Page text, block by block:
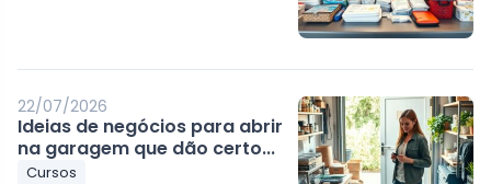
22/07/2026
Ideias de negócios para abrir
na garagem que dão certo...
Cursos